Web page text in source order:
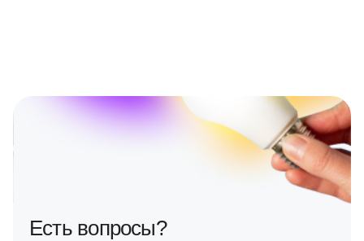
Есть вопросы?